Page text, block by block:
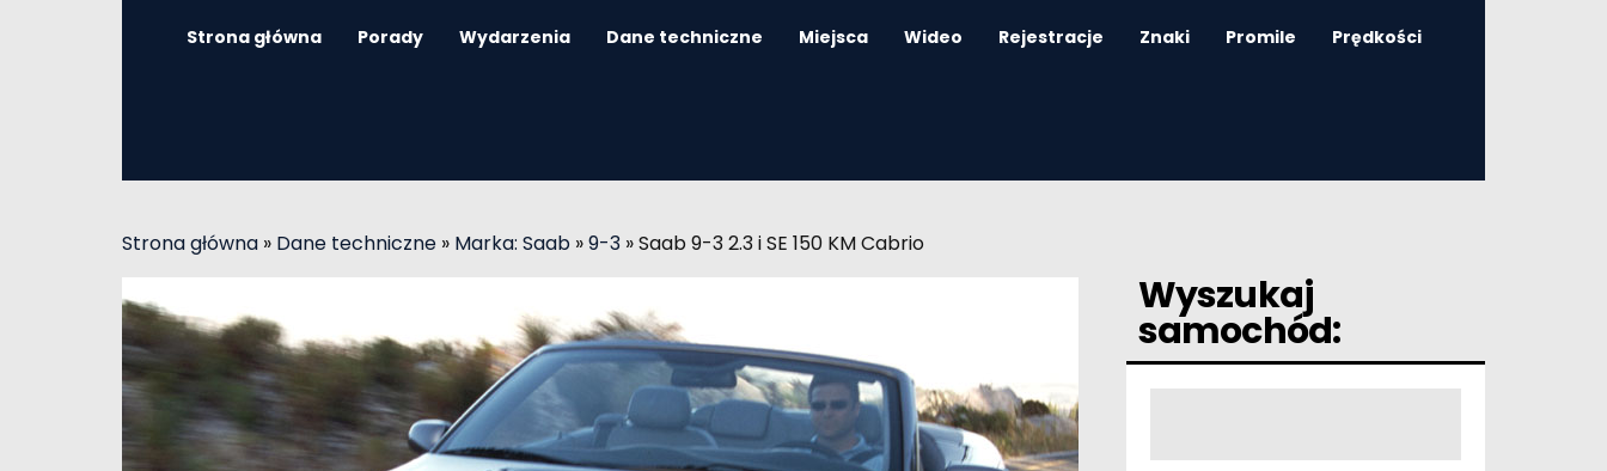
Strona główna Porady Wydarzenia Dane techniczne Miejsca Wideo Rejestracje Znaki Promile Prędkości
Strona główna » Dane techniczne » Marka: Saab »9-3 »Saab 9-3 2.3 i SE 150 KM Cabrio
Wyszukaj
samochód: